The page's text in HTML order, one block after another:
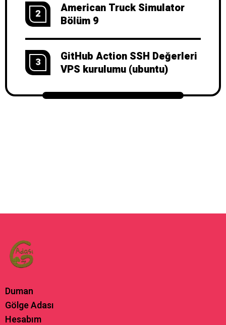
2
American Truck Simulator
Bölüm 9
3
GitHub Action SSH Değerleri
VPS kurulumu (ubuntu)
Duman
Gölge Adası
Hesabım